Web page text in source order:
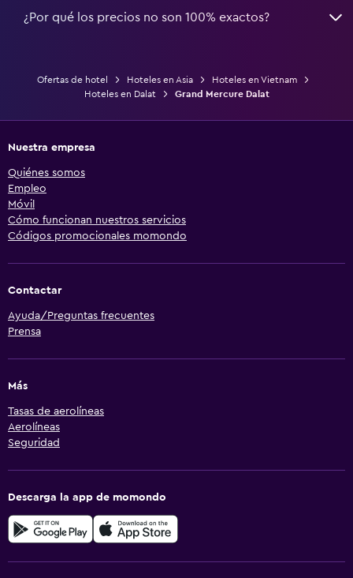
¿Por qué los precios no son 100% exactos?
Ofertas de hotel Hoteles en Asia
Hoteles en Vietnam
Hoteles en Dalat
Grand Mercure Dalat
Nuestra empresa
Quiénes somos
Empleo
Móvil
Cómo funcionan nuestros servicios
Códigos promocionales momondo
Contactar
Ayuda/Preguntas frecuentes
Prensa
Más
Tasas de aerolíneas
Aerolíneas
Seguridad
Descarga la app de momondo